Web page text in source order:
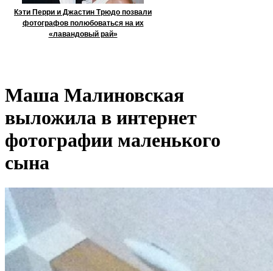
Кэти Перри и Джастин Трюдо позвали
фотографов полюбоваться на их
«лавандовый рай»
Маша Малиновская
выложила в интернет
фотографии маленького
сына